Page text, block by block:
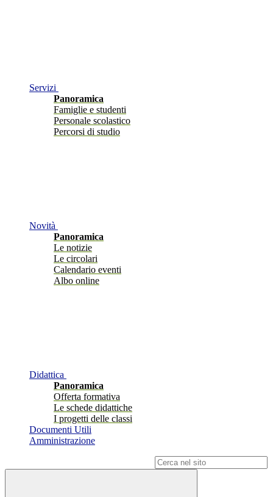
Servizi
Panoramica
Famiglie e studenti
Personale scolastico
Percorsi di studio
Novità
Panoramica
Le notizie
Le circolari
Calendario eventi
Albo online
Didattica
Panoramica
Offerta formativa
Le schede didattiche
I progetti delle classi
Documenti Utili
Amministrazione